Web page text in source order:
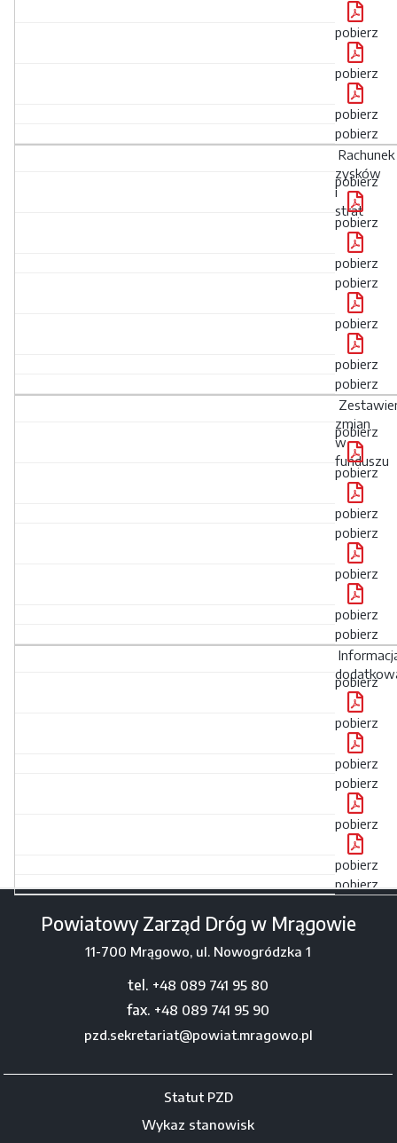
pobierz
pobierz
pobierz
pobierz
Rachunek
zysków
i
strat
pobierz
pobierz
pobierz
pobierz
pobierz
pobierz
pobierz
zmian
w
funduszu
pobierz
pobierz
pobierz
pobierz
pobierz
pobierz
pobierz
pobierz
pobierz
pobierz
pobierz
pobierz
pobierz
pobierz
Powiatowy Zarząd Dróg w Mrągowie
11-700 Mrągowo, ul. Nowogródzka 1
tel. +48 089 741 95 80
fax. +48 089 741 95 90
pzd.sekretariat@powiat.mragowo.pl
Statut PZD
Wykaz stanowisk